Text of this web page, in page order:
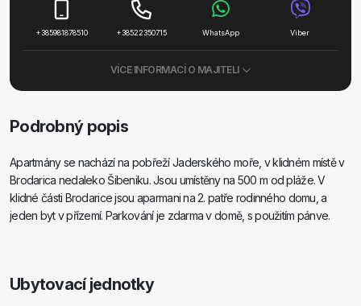
+385981878510 +38522350715 WhatsApp Viber
VÍCE INFORMACÍ O MAJITELI
Podrobný popis
Apartmány se nachází na pobřeží Jaderského moře, v klidném místě v
Brodarica nedaleko Šibeniku. Jsou umístěny na 500 m od pláže. V
klidné části Brodarice jsou aparmani na 2. patře rodinného domu, a
jeden byt v přízemí. Parkování je zdarma v domě, s použitím pánve.
Ubytovací jednotky